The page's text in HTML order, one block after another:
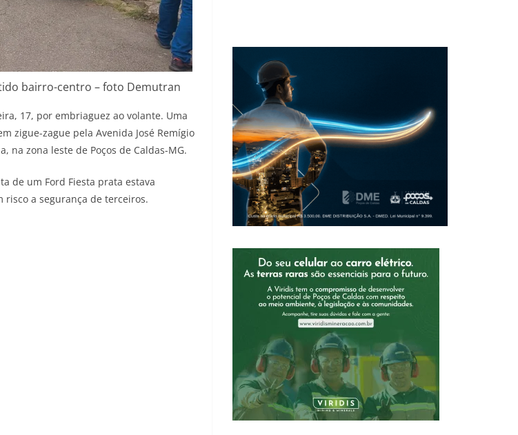
bairro-centro – foto Demutran
17, por embriaguez ao volante. Uma
zigue-zague pela Avenida José Remígio
na zona leste de Poços de Caldas-MG.
de um Ford Fiesta prata estava
risco a segurança de terceiros.